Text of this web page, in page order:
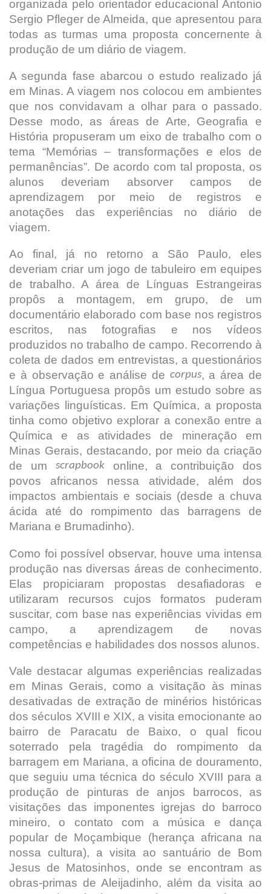
organizada pelo orientador educacional Antonio
Sergio Pfleger de Almeida, que apresentou para
todas as turmas uma proposta concernente à
produção de um diário de viagem.
A segunda fase abarcou o estudo realizado já
em Minas. A viagem nos colocou em ambientes
que nos convidavam a olhar para o passado.
Desse modo, as áreas de Arte, Geografia e
História propuseram um eixo de trabalho com o
tema “Memórias – transformações e elos de
permanências”. De acordo com tal proposta, os
alunos deveriam absorver campos de
aprendizagem por meio de registros e
anotações das experiências no diário de
viagem.
Ao final, já no retorno a São Paulo, eles
deveriam criar um jogo de tabuleiro em equipes
de trabalho. A área de Línguas Estrangeiras
propôs a montagem, em grupo, de um
documentário elaborado com base nos registros
escritos, nas fotografias e nos vídeos
produzidos no trabalho de campo. Recorrendo à
coleta de dados em entrevistas, a questionários
e à observação e análise de corpus, a área de
Língua Portuguesa propôs um estudo sobre as
variações linguísticas. Em Química, a proposta
tinha como objetivo explorar a conexão entre a
Química e as atividades de mineração em
Minas Gerais, destacando, por meio da criação
de um scrapbookonline, a contribuição dos
povos africanos nessa atividade, além dos
impactos ambientais e sociais (desde a chuva
ácida até do rompimento das barragens de
Mariana e Brumadinho).
Como foi possível observar, houve uma intensa
produção nas diversas áreas de conhecimento.
Elas propiciaram propostas desafiadoras e
utilizaram recursos cujos formatos puderam
suscitar, com base nas experiências vividas em
campo, a aprendizagem de novas
competências e habilidades dos nossos alunos.
Vale destacar algumas experiências realizadas
em Minas Gerais, como a visitação às minas
desativadas de extração de minérios históricas
dos séculos XVIII e XIX, a visita emocionante ao
bairro de Paracatu de Baixo, o qual ficou
soterrado pela tragédia do rompimento da
barragem em Mariana, a oficina de douramento,
que seguiu uma técnica do século XVIII para a
produção de pinturas de anjos barrocos, as
visitações das imponentes igrejas do barroco
mineiro, o contato com a música e dança
popular de Moçambique (herança africana na
nossa cultura), a visita ao santuário de Bom
Jesus de Matosinhos, onde se encontram as
obras-primas de Aleijadinho, além da visita ao